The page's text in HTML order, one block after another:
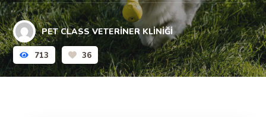
PET CLASS VETERINER KLINIĞI
713 36